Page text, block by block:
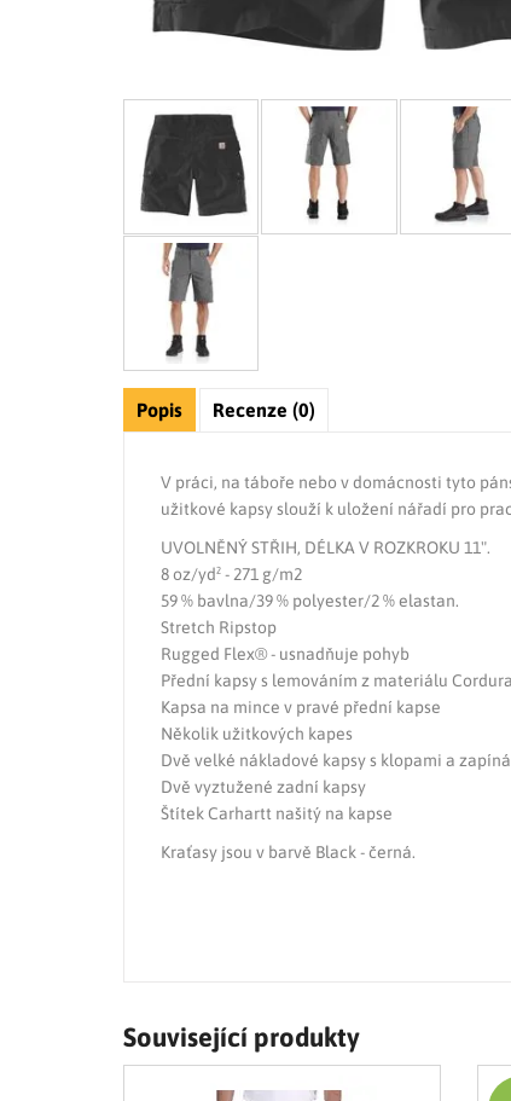
Popis Recenze (0)
V práci, na táboře nebo v domácnosti tyto
užitkové kapsy slouží k uložení nářadí pro
UVOLNĚNÝ STŘIH, DÉLKA V ROZKROKU 11".
8 oz/yd² - 271 g/m2
59 % bavlna/39 % polyester/2 % elastan.
Stretch Ripstop
Rugged Flex® - usnadňuje pohyb
Přední kapsy s lemováním z materiálu
Kapsa na mince v pravé přední kapse
Několik užitkových kapes
Dvě velké nákladové kapsy s klopami a
Dvě vyztužené zadní kapsy
Štítek Carhartt našitý na kapse
Kraťasy jsou v barvě Black - černá.
Související produkty